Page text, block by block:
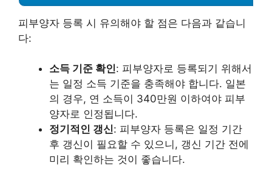
피부양자 등록 시 유의해야 할 점은 다음과 같습니
다:
소득 기준 확인: 피부양자로 등록되기 위해서
는 일정 소득 기준을 충족해야 합니다. 일본
의 경우, 연 소득이 340만원 이하여야 피부
양자로 인정됩니다.
정기적인 갱신: 피부양자 등록은 일정 기간
후 갱신이 필요할 수 있으니, 갱신 기간 전에
미리 확인하는 것이 좋습니다.